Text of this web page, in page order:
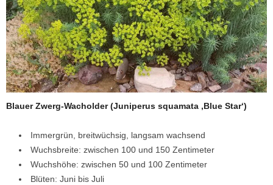
Blauer Zwerg-Wacholder (Juniperus squamata ‚Blue Star‘)
Immergrün, breitwüchsig, langsam wachsend
Wuchsbreite: zwischen 100 und 150 Zentimeter
Wuchshöhe: zwischen 50 und 100 Zentimeter
Blüten: Juni bis Juli